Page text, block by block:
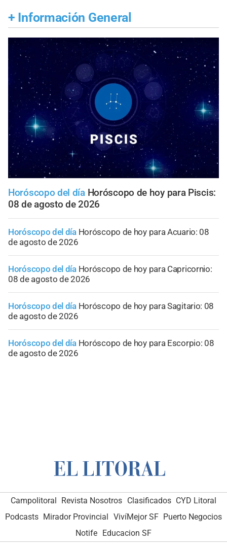
+ Información General
Horóscopo del día Horóscopo de hoy para Piscis:
08 de agosto de 2026
Horóscopo del día Horóscopo de hoy para Acuario: 08
de agosto de 2026
Horóscopo del día Horóscopo de hoy para Capricornio:
08 de agosto de 2026
Horóscopo del día Horóscopo de hoy para Sagitario: 08
de agosto de 2026
Horóscopo del día Horóscopo de hoy para Escorpio: 08
de agosto de 2026
Campolitoral Revista Nosotros Clasificados CYD Litoral
Podcasts Mirador Provincial VivíMejor SF Puerto Negocios
Notife Educacion SF